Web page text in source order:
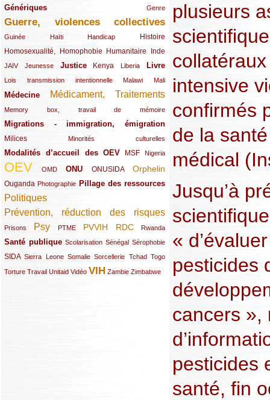
Génériques
(59/289) Genre
(22/289)
Guerre, violences collectives
(149/289)
Guinée
(12/289) Haïti
(15/289) Handicap
(10/289) Histoire
(49/289)
Homosexualité, Homophobie
(44/289) Humanitaire
(47/289) Inde
(34/289)
JAIV
(10/289)Jeunesse
(21/289) Justice
(65/289) Kenya
(35/289) Liberia
(25/289) Livre
(62/289)
Lois transmission intentionnelle
(24/289) Malawi
(11/289) Mali
(21/289)
Médecine
(62/289) Médicament, Traitements
(142/289)
Memory box, travail de mémoire
(11/289)
Migrations - immigration, émigration
(67/289)
Milices
(34/289) Minorités culturelles
(15/289)
Modalités d’accueil des OEV
(58/289) MSF
(54/289) Nigeria
(27/289)
OEV
(269/289) OMD
(26/289) ONU
(58/289) ONUSIDA
(44/289) Orphelin
(112/289)
Ouganda
(29/289) Photographie
(27/289) Pillage des ressources
(77/289)
Politiques
(120/289)
Prévention, réduction des risques
(131/289)
Prisons
(22/289) Psy
(119/289) PTME
(12/289) PVVIH
(111/289) RDC
(104/289) Rwanda
(23/289)
Santé publique
(59/289) Scolarisation
(9/289) Sénégal
(13/289) Sérophobie
(19/289)
SIDA
(29/289)Sierra Leone
(13/289) Somalie
(12/289) Sorcellerie
(19/289) Tchad
(10/289) Togo
(15/289)
Torture
(17/289)Travail
(21/289) Unitaid
(26/289) Vidéo
(23/289) VIH
(154/289) Zambie
(12/289) Zimbabwe
(21/289)
plusieurs
intensive
confirmés
de la
médical
Jusqu’à
«
pesticides
cancers »,
pesticides
santé, fin